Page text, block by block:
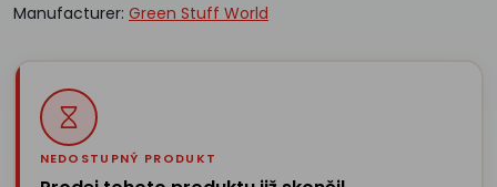
Manufacturer: Green Stuff World
NEDOSTUPNÝ PRODUKT